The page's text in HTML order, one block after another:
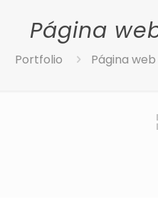
Página
Portfolio Página web